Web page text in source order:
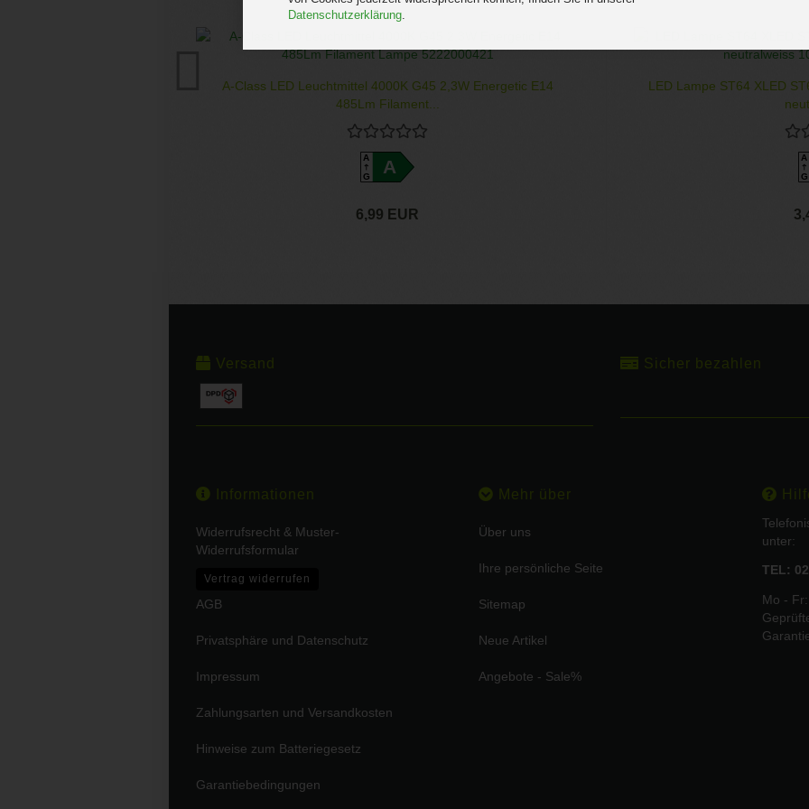
Datenschutzerklärung.
A-Class LED Leuchtmittel 4000K G45 2,3W Energetic E14
485Lm Filament...
A
GA
6,99 EUR
LED Lampe ST64 XLED
A
G
Versand Sicher bezahlen
Informationen
Widerrufsrecht & Muster-
Widerrufsformular
Vertrag widerrufen
AGB
Privatsphäre und Datenschutz
Impressum
Zahlungsarten und Versandkosten
Hinweise zum Batteriegesetz
Garantiebedingungen
Mehr über
Über uns
Ihre persönliche Seite
Sitemap
Neue Artikel
Angebote - Sale%
unter:
TEL:
Mo -